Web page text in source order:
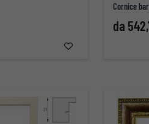
Cornice
da